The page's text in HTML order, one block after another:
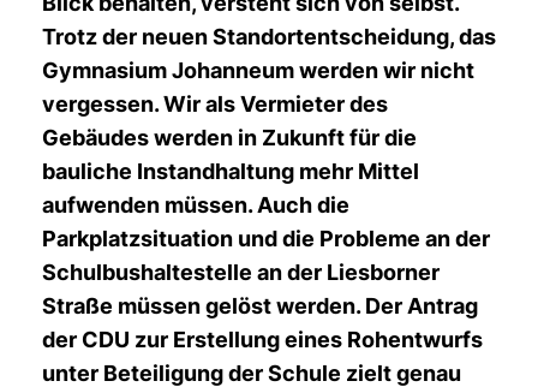
Trotz der neuen Standortentscheidung, das
Gymnasium Johanneum werden wir nicht
vergessen. Wir als Vermieter des
Gebäudes werden in Zukunft für die
bauliche Instandhaltung mehr Mittel
aufwenden müssen. Auch die
Parkplatzsituation und die Probleme an der
Schulbushaltestelle an der Liesborner
Straße müssen gelöst werden. Der Antrag
der CDU zur Erstellung eines Rohentwurfs
unter Beteiligung der Schule zielt genau